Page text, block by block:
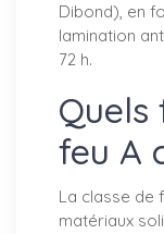
Dibond), en
lamination
72 h.
Quels
feu A
La classe de
matériaux